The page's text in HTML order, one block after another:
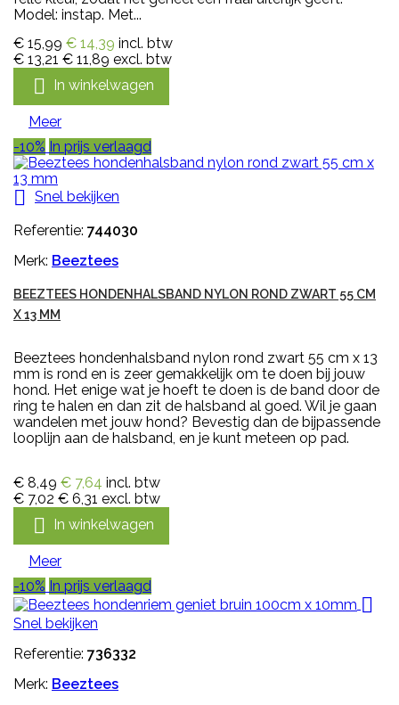
Model: instap. Met...
€ 15,99 € 14,39 incl. btw
€ 13,21 € 11,89 excl. btw
 In winkelwagen
Meer
-10% In prijs verlaagd
 Snel bekijken
Referentie: 744030
Merk: Beeztees
BEEZTEES HONDENHALSBAND NYLON ROND ZWART 55 CM
X 13 MM
Beeztees hondenhalsband nylon rond zwart 55 cm x 13
mm is rond en is zeer gemakkelijk om te doen bij jouw
hond. Het enige wat je hoeft te doen is de band door de
ring te halen en dan zit de halsband al goed. Wil je gaan
wandelen met jouw hond? Bevestig dan de bijpassende
looplijn aan de halsband, en je kunt meteen op pad.
€ 8,49 € 7,64 incl. btw
€ 7,02 € 6,31 excl. btw
 In winkelwagen
Meer
-10% In prijs verlaagd

Snel bekijken
Referentie: 736332
Merk: Beeztees